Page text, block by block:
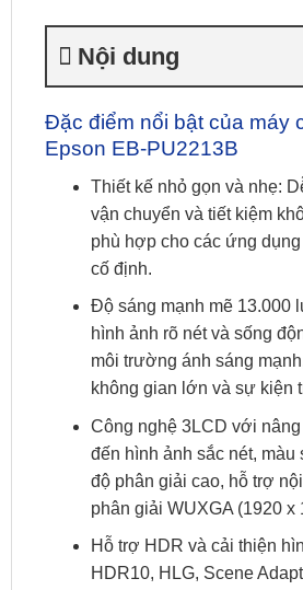
Nội dung
Đặc điểm nổi bật của máy
Epson EB-PU2213B
Thiết kế nhỏ gọn và nhẹ:
vận chuyển và tiết kiệm
phù hợp cho các ứng
cố định.
Độ sáng mạnh mẽ 13.000
hình ảnh rõ nét và sống
môi trường ánh sáng
không gian lớn và sự kiện
Công nghệ 3LCD với
đến hình ảnh sắc nét, màu
độ phân giải cao, hỗ trợ
phân giải WUXGA (1920 x
Hỗ trợ HDR và cải thiện
HDR10, HLG, Scene